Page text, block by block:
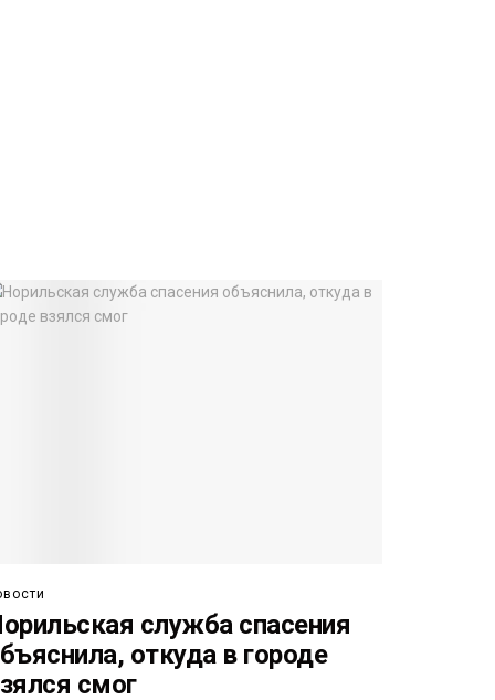
служба спасения
откуда в городе
смог